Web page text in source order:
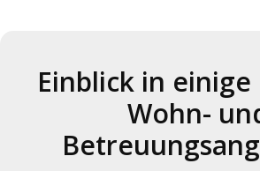
Einblick in
Wohn-